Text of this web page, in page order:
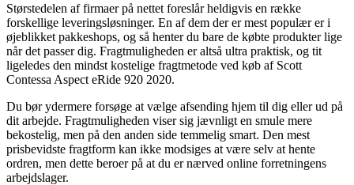
Størstedelen af firmaer på nettet foreslår heldigvis en række
forskellige leveringsløsninger. En af dem der er mest populær er i
øjeblikket pakkeshops, og så henter du bare de købte produkter lige
når det passer dig. Fragtmuligheden er altså ultra praktisk, og tit
ligeledes den mindst kostelige fragtmetode ved køb af Scott
Contessa Aspect eRide 920 2020.
Du bør ydermere forsøge at vælge afsending hjem til dig eller ud på
dit arbejde. Fragtmuligheden viser sig jævnligt en smule mere
bekostelig, men på den anden side temmelig smart. Den mest
prisbevidste fragtform kan ikke modsiges at være selv at hente
ordren, men dette beroer på at du er nærved online forretningens
arbejdslager.